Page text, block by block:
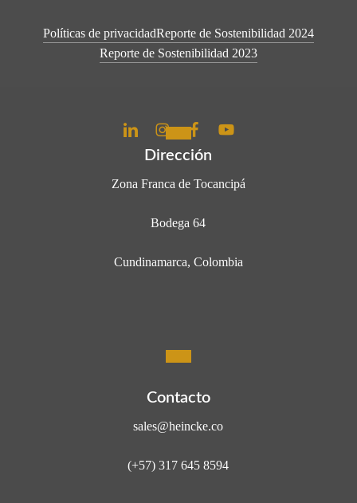
Políticas de privacidadReporte de Sostenibilidad 2024
Reporte de Sostenibilidad 2023
Dirección
Zona Franca de Tocancipá
Bodega 64
Cundinamarca, Colombia
Contacto
sales@heincke.co
(+57) 317 645 8594